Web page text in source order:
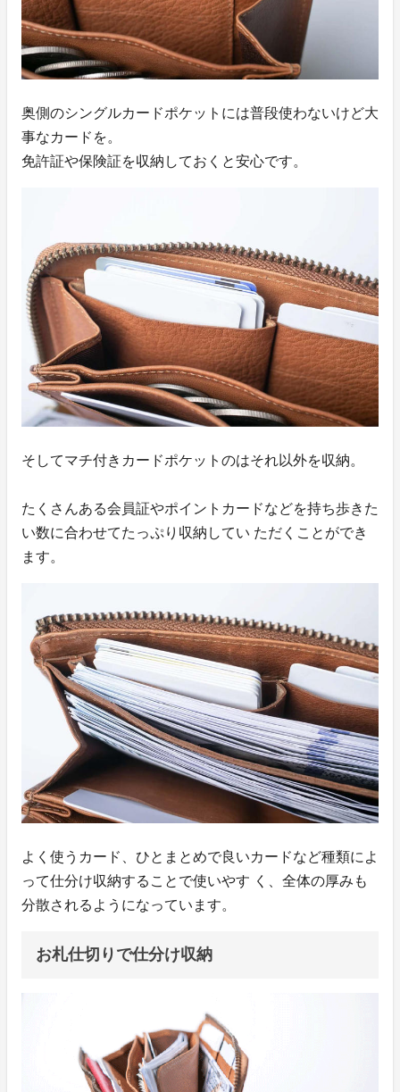
奥側のシングルカードポケットには普段使わないけど大
事なカードを。
免許証や保険証を収納しておくと安心です。
そしてマチ付きカードポケットのはそれ以外を収納。
たくさんある会員証やポイントカードなどを持ち歩きた
い数に合わせてたっぷり収納してい ただくことができ
ます。
よく使うカード、ひとまとめで良いカードなど種類によ
って仕分け収納することで使いやす く、全体の厚みも
分散されるようになっています。
お札仕切りで仕分け収納